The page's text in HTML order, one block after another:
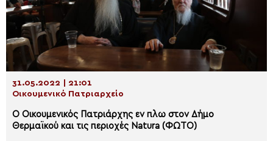
31.05.2022 | 21:01
Οικουμενικό Πατριαρχείο
Ο Οικουμενικός Πατριάρχης εν πλω στον Δήμο
Θερμαϊκού και τις περιοχές Natura (ΦΩΤΟ)